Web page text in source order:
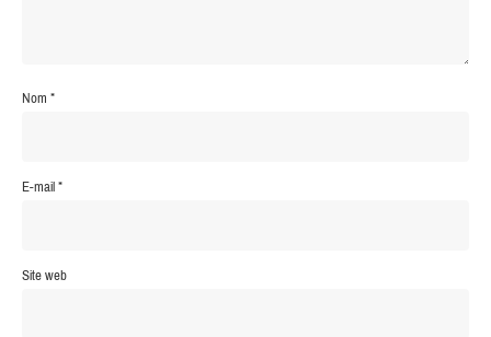
Nom*
E-mail*
Site web